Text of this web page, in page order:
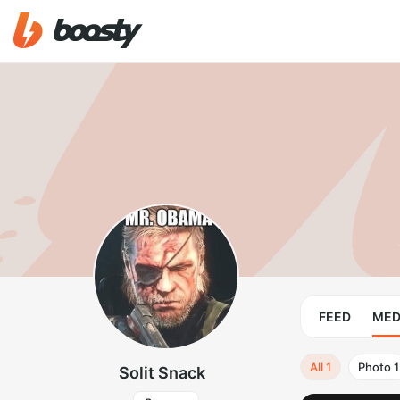
Solit Snack
FEED
All1 Photo1